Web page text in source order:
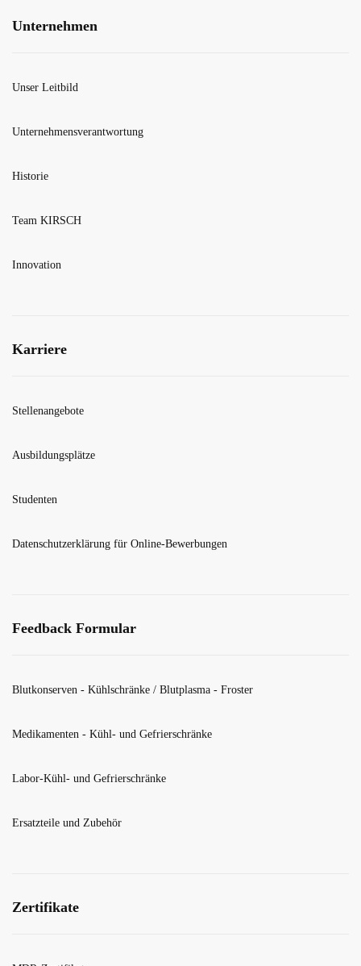
Unternehmen
Unser Leitbild
Unternehmensverantwortung
Historie
Team KIRSCH
Innovation
Karriere
Stellenangebote
Ausbildungsplätze
Studenten
Datenschutzerklärung für Online-Bewerbungen
Feedback Formular
Blutkonserven - Kühlschränke / Blutplasma - Froster
Medikamenten - Kühl- und Gefrierschränke
Labor-Kühl- und Gefrierschränke
Ersatzteile und Zubehör
Zertifikate